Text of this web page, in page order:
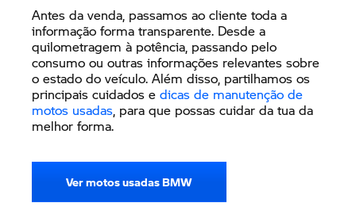
Antes da venda, passamos ao cliente toda a
informação forma transparente. Desde a
quilometragem à potência, passando pelo
consumo ou outras informações relevantes sobre
o estado do veículo. Além disso, partilhamos os
principais cuidados e dicas de manutenção de
motos usadas, para que possas cuidar da tua da
melhor forma.
Ver motos usadas BMW